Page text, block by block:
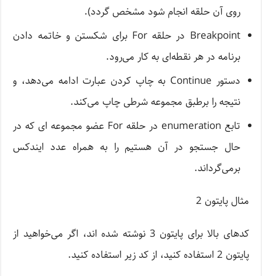
روی آن حلقه انجام شود مشخص گردد).
Breakpoint در حلقه For برای شکستن و خاتمه دادن
برنامه در هر نقطه‌ای به کار می‌رود.
دستور Continue به چاپ کردن عبارت ادامه می‌دهد، و
نتیجه را برطبق مجموعه شرطی چاپ می‌کند.
تابع enumeration در حلقه For عضو مجموعه ای که در
حال جستجو در آن هستیم را به همراه عدد ایندکس
برمی‌گرداند.
مثال پایتون 2
کدهای بالا برای پایتون 3 نوشته شده اند، اگر می‌خواهید از
پایتون 2 استفاده کنید، از کد زیر استفاده کنید.